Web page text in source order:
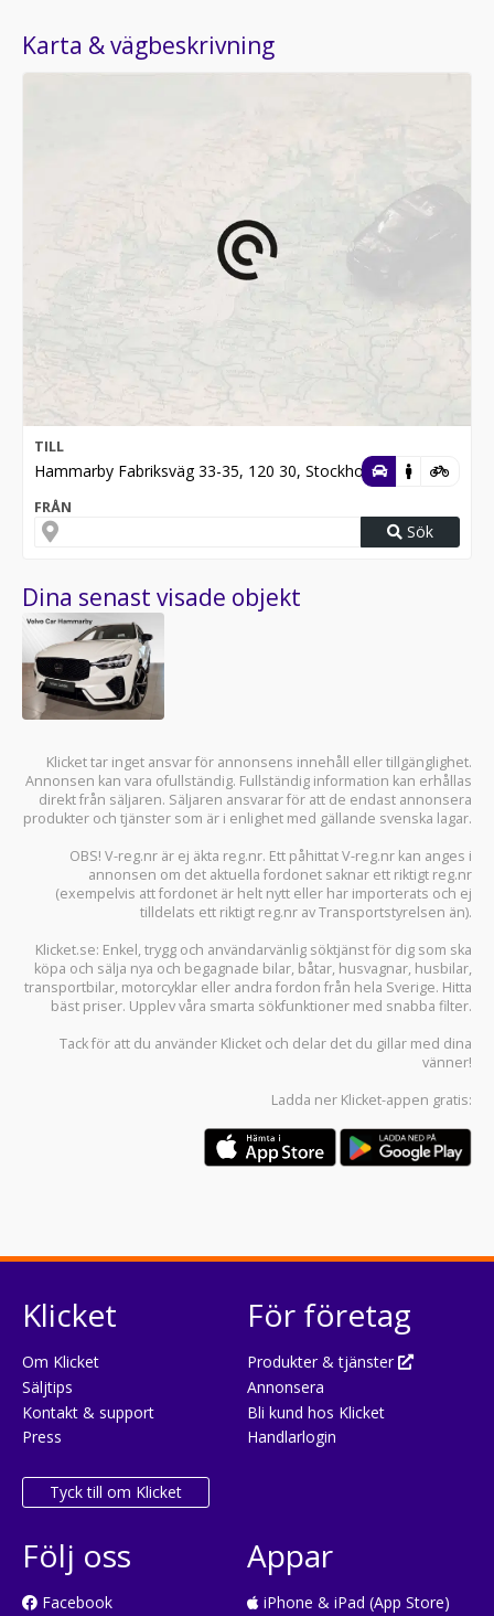
Karta & vägbeskrivning
TILL
Hammarby Fabriksväg 33-35, 120 30, Stockholm
FRÅN
Sök
Dina senast visade objekt
Klicket tar inget ansvar för annonsens innehåll eller tillgänglighet.
Annonsen kan vara ofullständig. Fullständig information kan erhållas
direkt från säljaren. Säljaren ansvarar för att de endast annonsera
produkter och tjänster som är i enlighet med gällande svenska lagar.
OBS! V-reg.nr är ej äkta reg.nr. Ett påhittat V-reg.nr kan anges i
annonsen om det aktuella fordonet saknar ett riktigt reg.nr
(exempelvis att fordonet är helt nytt eller har importerats och ej
tilldelats ett riktigt reg.nr av Transportstyrelsen än).
Klicket.se: Enkel, trygg och användarvänlig söktjänst för dig som ska
köpa och sälja nya och begagnade bilar, båtar, husvagnar, husbilar,
transportbilar, motorcyklar eller andra fordon från hela Sverige. Hitta
bäst priser. Upplev våra smarta sökfunktioner med snabba filter.
Tack för att du använder Klicket och delar det du gillar med dina
vänner!
Ladda ner Klicket-appen gratis:
Klicket
Om Klicket
Säljtips
Kontakt & support
Press
Tyck till om Klicket
För företag
Produkter & tjänster
Annonsera
Bli kund hos Klicket
Handlarlogin
Följ oss
Facebook
Appar
iPhone & iPad (App Store)